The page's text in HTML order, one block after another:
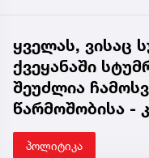
ყველას, ვისაც
ქვეყანაში
შეუძლია
წარმოშობისა -
პოლიტიკა